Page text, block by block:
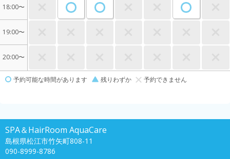
18:00〜
19:00〜
20:00〜
予約可能な時間があります 残りわずか 予約できません
SPA＆HairRoom AquaCare
島根県松江市竹矢町808-11
090-8999-8786